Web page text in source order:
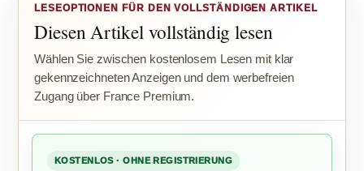
LESEOPTIONEN FÜR DEN VOLLSTÄNDIGEN ARTIKEL
Diesen Artikel vollständig lesen
Wählen Sie zwischen kostenlosem Lesen mit klar
gekennzeichneten Anzeigen und dem werbefreien
Zugang über France Premium.
KOSTENLOS · OHNE REGISTRIERUNG